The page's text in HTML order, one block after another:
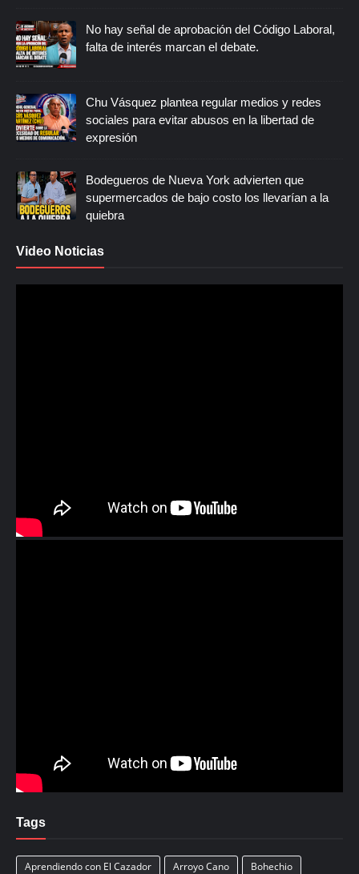
No hay señal de aprobación del Código Laboral,
falta de interés marcan el debate.
Chu Vásquez plantea regular medios y redes
sociales para evitar abusos en la libertad de
expresión
Bodegueros de Nueva York advierten que
supermercados de bajo costo los llevarían a la
quiebra
Video Noticias
Tags
Aprendiendo con El Cazador Arroyo Cano
Bohechio